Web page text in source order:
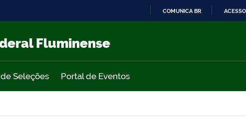
COMUNICA BR
Fluminense
Seleções Portal de Eventos